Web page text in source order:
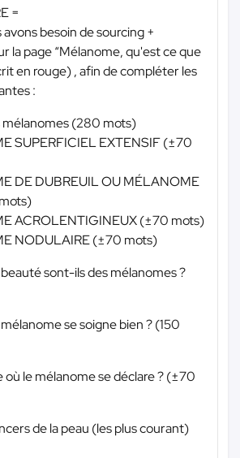
=
besoin de sourcing +
la page “Mélanome, qu'est ce que
en rouge) , afin de compléter les
:
(280 mots)
SUPERFICIEL EXTENSIF (±70
DE DUBREUIL OU MÉLANOME
ACROLENTIGINEUX (±70 mots)
NODULAIRE (±70 mots)
sont-ils des mélanomes ?
se soigne bien ? (150
où le mélanome se déclare ? (±70
de la peau (les plus courant)